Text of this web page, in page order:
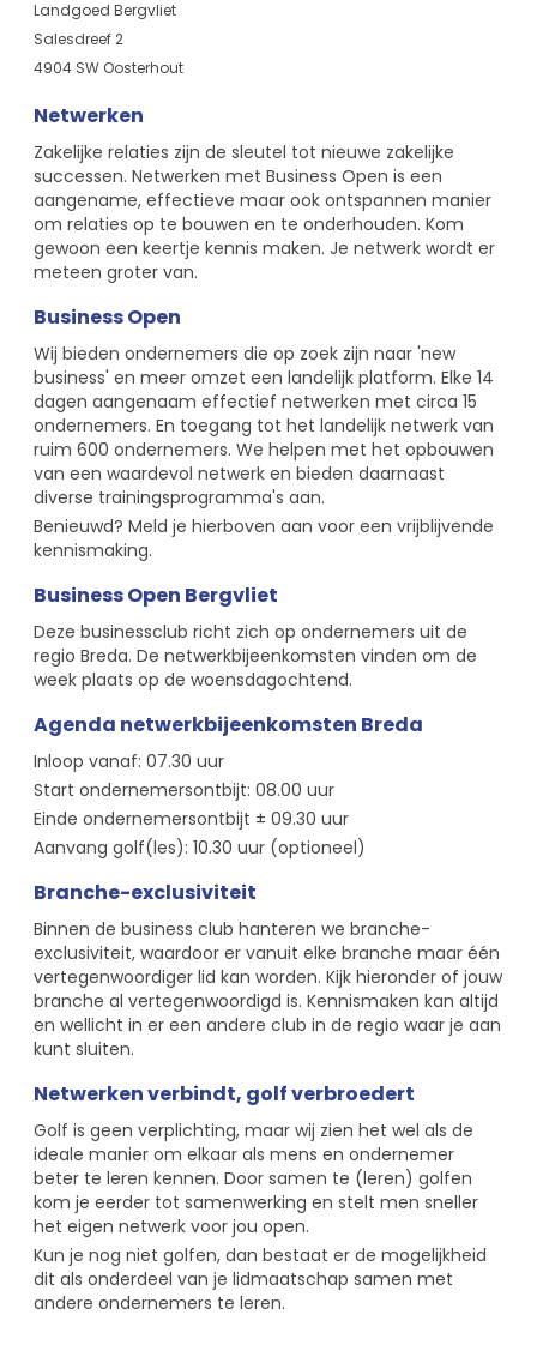
Landgoed Bergvliet
Salesdreef 2
4904 SW Oosterhout
Netwerken
Zakelijke relaties zijn de sleutel tot nieuwe zakelijke
successen. Netwerken met Business Open is een
aangename, effectieve maar ook ontspannen manier
om relaties op te bouwen en te onderhouden. Kom
gewoon een keertje kennis maken. Je netwerk wordt er
meteen groter van.
Business Open
Wij bieden ondernemers die op zoek zijn naar 'new
business' en meer omzet een landelijk platform. Elke 14
dagen aangenaam effectief netwerken met circa 15
ondernemers. En toegang tot het landelijk netwerk van
ruim 600 ondernemers. We helpen met het opbouwen
van een waardevol netwerk en bieden daarnaast
diverse trainingsprogramma's aan.
Benieuwd? Meld je hierboven aan voor een vrijblijvende
kennismaking.
Business Open Bergvliet
Deze businessclub richt zich op ondernemers uit de
regio Breda. De netwerkbijeenkomsten vinden om de
week plaats op de woensdagochtend.
Agenda netwerkbijeenkomsten Breda
Inloop vanaf: 07.30 uur
Start ondernemersontbijt: 08.00 uur
Einde ondernemersontbijt ± 09.30 uur
Aanvang golf(les): 10.30 uur (optioneel)
Branche-exclusiviteit
Binnen de business club hanteren we branche-
exclusiviteit, waardoor er vanuit elke branche maar één
vertegenwoordiger lid kan worden. Kijk hieronder of jouw
branche al vertegenwoordigd is. Kennismaken kan altijd
en wellicht in er een andere club in de regio waar je aan
kunt sluiten.
Netwerken verbindt, golf verbroedert
Golf is geen verplichting, maar wij zien het wel als de
ideale manier om elkaar als mens en ondernemer
beter te leren kennen. Door samen te (leren) golfen
kom je eerder tot samenwerking en stelt men sneller
het eigen netwerk voor jou open.
Kun je nog niet golfen, dan bestaat er de mogelijkheid
dit als onderdeel van je lidmaatschap samen met
andere ondernemers te leren.